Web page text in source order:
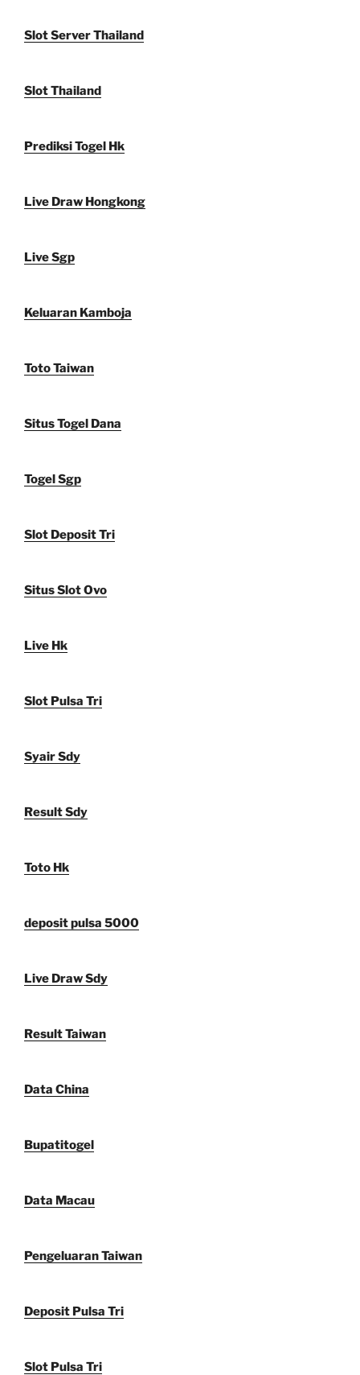
Slot Server Thailand
Slot Thailand
Prediksi Togel Hk
Live Draw Hongkong
Live Sgp
Keluaran Kamboja
Toto Taiwan
Situs Togel Dana
Togel Sgp
Slot Deposit Tri
Situs Slot Ovo
Live Hk
Slot Pulsa Tri
Syair Sdy
Result Sdy
Toto Hk
deposit pulsa 5000
Live Draw Sdy
Result Taiwan
Data China
Bupatitogel
Data Macau
Pengeluaran Taiwan
Deposit Pulsa Tri
Slot Pulsa Tri